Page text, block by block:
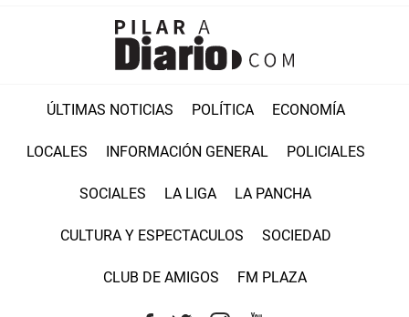
ÚLTIMAS NOTICIAS POLÍTICA ECONOMÍA
LOCALES INFORMACIÓN GENERAL POLICIALES
SOCIALES LA LIGA LA PANCHA
CULTURA Y ESPECTACULOS SOCIEDAD
CLUB DE AMIGOS FM PLAZA